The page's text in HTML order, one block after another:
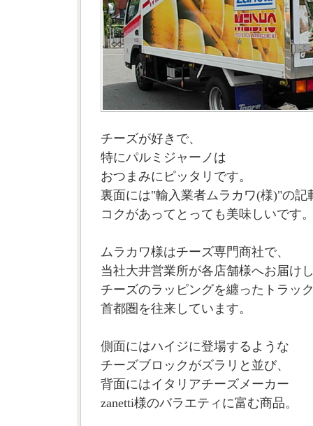
チーズが好きで、
特にパルミジャーノは
おつまみにピッタリです。
裏面には"輸入業者ムラカワ(様)"の記
コクがあってとっても美味しいです
ムラカワ様はチーズ専門商社で、
当社大井営業所が各店舗様へお届け
チーズのラッピングを纏ったトラッ
首都圏を往来しています。
側面にはハイジに登場するような
チーズブロックがズラリと並び、
背面にはイタリアチーズメーカー
zanetti様のバラエティに富む商品。